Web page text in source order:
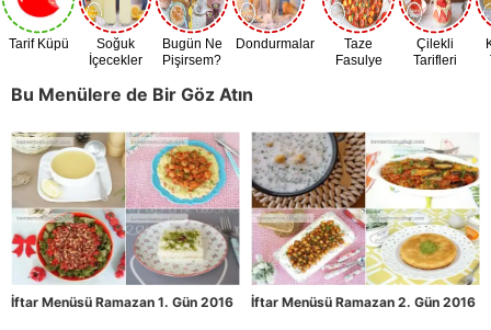
Tarif Küpü
Soğuk
İçecekler
Bugün Ne
Pişirsem?
Dondurmalar
Taze
Fasulye
Çilekli
Tarifleri
Bu Menülere de Bir Göz Atın
İftar Menüsü Ramazan 1. Gün 2016 İftar Menüsü Ramazan 2. Gün 2016